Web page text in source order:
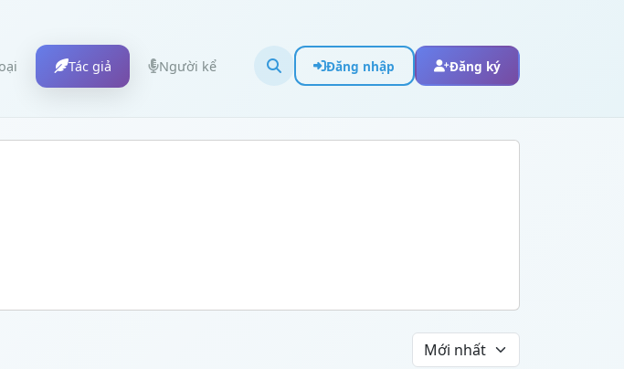
Tác giả Người kể Đăng nhập Đăng ký